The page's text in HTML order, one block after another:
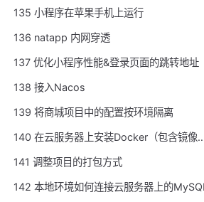
135 小程序在苹果手机上运行
136 natapp 内网穿透
137 优化小程序性能&登录页面的跳转地址
138 接入Nacos
139 将商城项目中的配置按环境隔离
140 在云服务器上安装
141 调整项目的打包方式
142 本地环境如何连接云服务器上的